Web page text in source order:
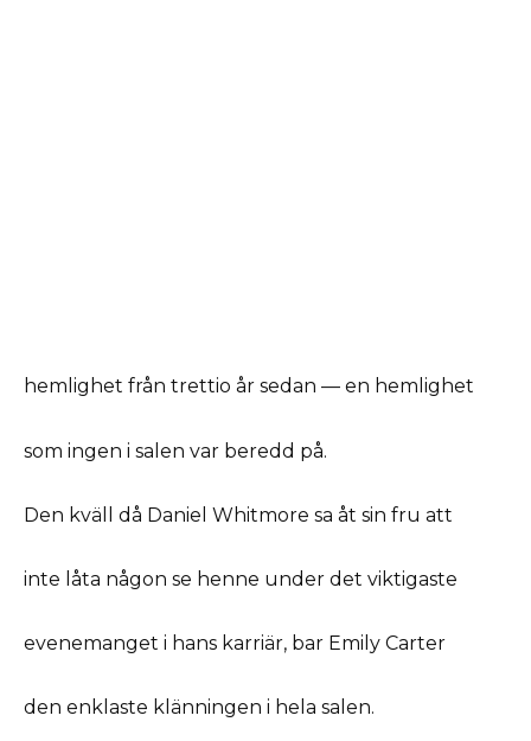
hemlighet från trettio år sedan — en hemlighet
som ingen i salen var beredd på.
Den kväll då Daniel Whitmore sa åt sin fru att
inte låta någon se henne under det viktigaste
evenemanget i hans karriär, bar Emily Carter
den enklaste klänningen i hela salen.